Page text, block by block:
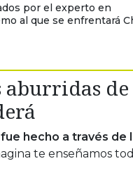
por el experto en
al que se enfrentará
aburridas de
hecho a través de
te enseñamos